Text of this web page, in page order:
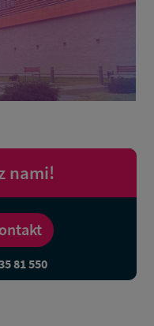
nami!
81 550